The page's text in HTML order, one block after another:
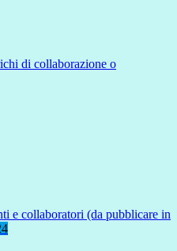
di collaborazione o
e collaboratori (da pubblicare in